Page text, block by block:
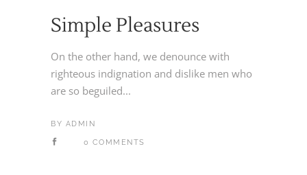
Simple Pleasures
On the other hand, we denounce with
righteous indignation and dislike men who
are so beguiled...
BY ADMIN
0 COMMENTS